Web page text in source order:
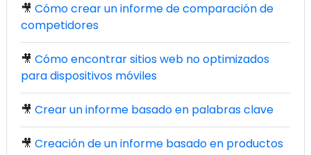
🎥 Cómo crear un informe de comparación de
competidores
🎥 Cómo encontrar sitios web no optimizados
para dispositivos móviles
🎥 Crear un informe basado en palabras clave
🎥 Creación de un informe basado en productos